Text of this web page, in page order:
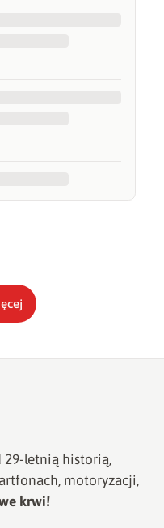
29-letnią historią,
motoryzacji,
krwi!